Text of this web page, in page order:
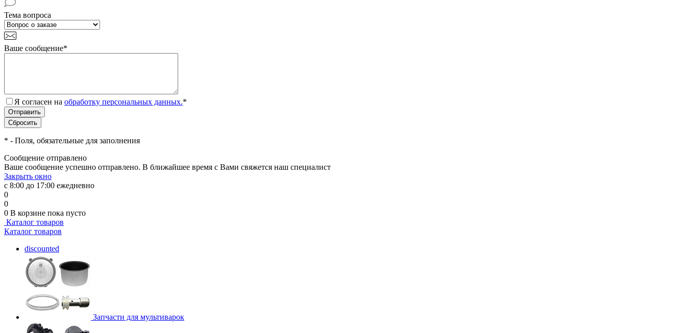
Тема вопроса
Ваше сообщение*
Я согласен на обработку персональных данных.*
* - Поля, обязательные для заполнения
Сообщение отправлено
Ваше сообщение успешно отправлено. В ближайшее время с Вами свяжется наш специалист
Закрыть окно
с 8:00 до 17:00 ежедневно
0
0
0 В корзине пока пусто
Каталог товаров
Каталог товаров
discounted
Запчасти для мультиварок